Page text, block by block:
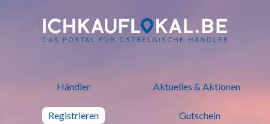
ich kauf lokal - Bei lokalen
Händler Aktuelles & Aktionen
Registrieren Gutschein